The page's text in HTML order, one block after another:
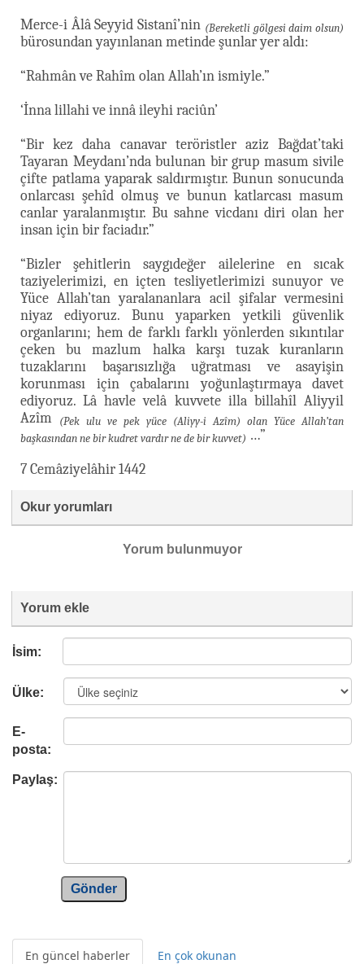
Merce-i Âlâ Seyyid Sistanî’nin (Bereketli gölgesi daim olsun)
bürosundan yayınlanan metinde şunlar yer aldı:
“Rahmân ve Rahîm olan Allah’ın ismiyle.”
‘İnna lillahi ve innâ ileyhi raciûn’
“Bir kez daha canavar teröristler aziz Bağdat’taki
Tayaran Meydanı’nda bulunan bir grup masum sivile
çifte patlama yaparak saldırmıştır. Bunun sonucunda
onlarcası şehîd olmuş ve bunun katlarcası masum
canlar yaralanmıştır. Bu sahne vicdanı diri olan her
insan için bir faciadır.”
“Bizler şehitlerin saygıdeğer ailelerine en sıcak
taziyelerimizi, en içten tesliyetlerimizi sunuyor ve
Yüce Allah’tan yaralananlara acil şifalar vermesini
niyaz ediyoruz. Bunu yaparken yetkili güvenlik
organlarını; hem de farklı farklı yönlerden sıkıntılar
çeken bu mazlum halka karşı tuzak kuranların
tuzaklarını başarısızlığa uğratması ve asayişin
korunması için çabalarını yoğunlaştırmaya davet
ediyoruz. Lâ havle velâ kuvvete illa billahîl Aliyyil
Azîm
(Pek ulu ve pek yüce (Aliyy-i Azîm) olan Yüce Allah’tan
başkasından ne bir kudret vardır ne de bir kuvvet) …”
7 Cemâziyelâhir 1442
Okur yorumları
Yorum bulunmuyor
Yorum ekle
İsim:
Ülke:
E-
posta:
Paylaş:
Gönder
En güncel haberler En çok okunan